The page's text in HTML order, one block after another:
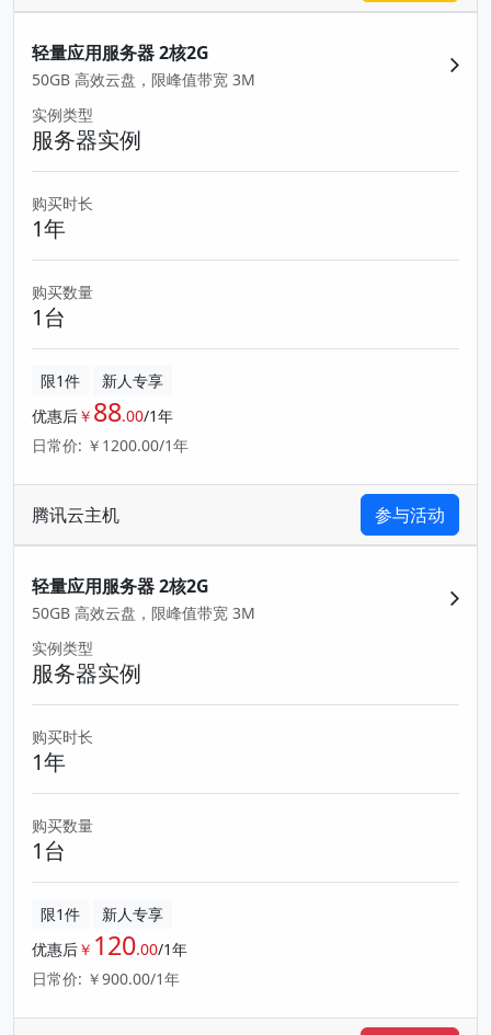
轻量应用服务器 2核2G
50GB 高效云盘，限峰值带宽 3M
实例类型
服务器实例
购买时长
1年
购买数量
1台
限1件
新人专享
优惠后￥ 88.00/1年
日常价: ￥1200.00/1年
腾讯云主机 参与活动
轻量应用服务器 2核2G
50GB 高效云盘，限峰值带宽 3M
实例类型
服务器实例
购买时长
1年
购买数量
1台
限1件
新人专享
优惠后￥ 120.00/1年
日常价: ￥900.00/1年